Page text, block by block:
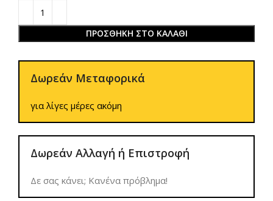
ΠΡΟΣΘΉΚΗ ΣΤΟ ΚΑΛΆΘΙ
Δωρεάν Μεταφορικά
για λίγες μέρες ακόμη
Δωρεάν Αλλαγή ή Επιστροφή
Δε σας κάνει; Κανένα πρόβλημα!